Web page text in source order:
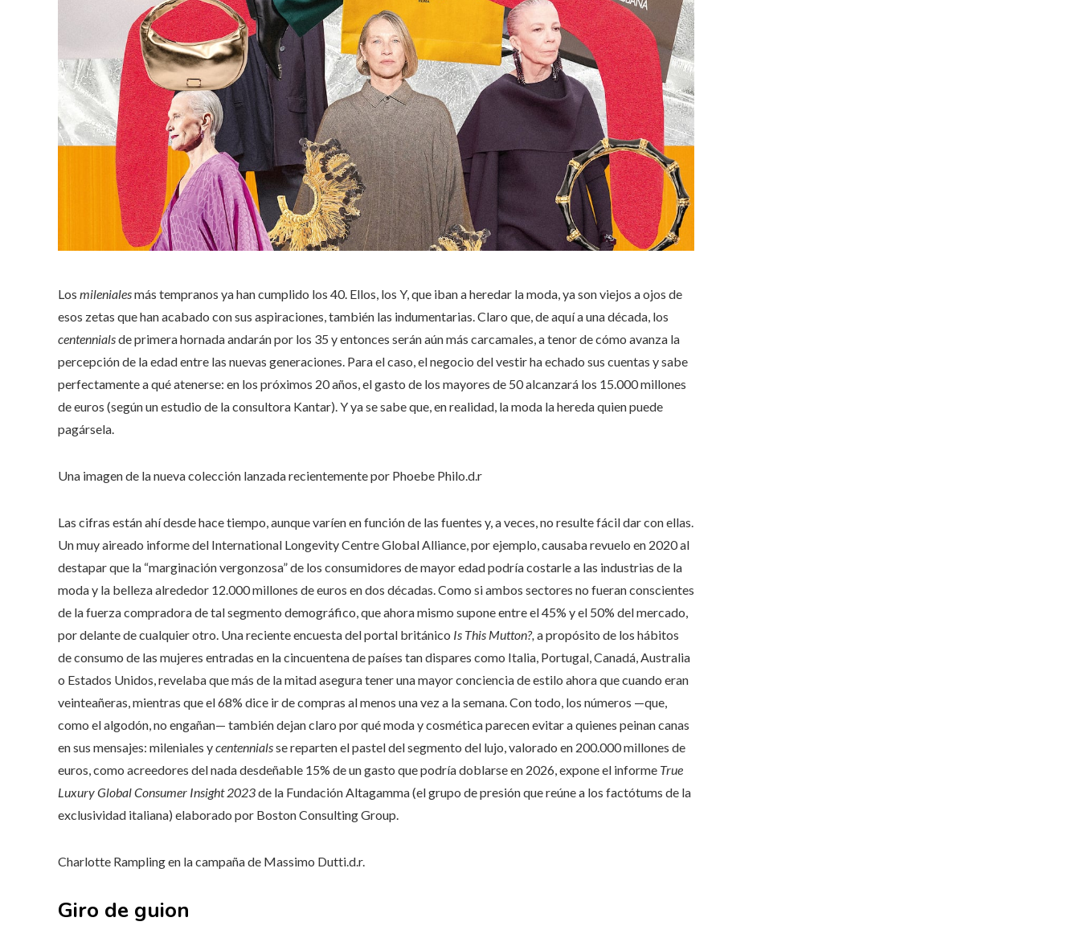
Los milenialesmás tempranos ya han cumplido los 40. Ellos, los Y, que iban a heredar la moda, ya son viejos a ojos de
esos zetas que han acabado con sus aspiraciones, también las indumentarias. Claro que, de aquí a una década, los
centennialsde primera hornada andarán por los 35 y entonces serán aún más carcamales, a tenor de cómo avanza la
percepción de la edad entre las nuevas generaciones. Para el caso, el negocio del vestir ha echado sus cuentas y sabe
perfectamente a qué atenerse: en los próximos 20 años, el gasto de los mayores de 50 alcanzará los 15.000 millones
de euros (según un estudio de la consultora Kantar). Y ya se sabe que, en realidad, la moda la hereda quien puede
pagársela.
Una imagen de la nueva colección lanzada recientemente por Phoebe Philo.d.r
Las cifras están ahí desde hace tiempo, aunque varíen en función de las fuentes y, a veces, no resulte fácil dar con ellas.
Un muy aireado informe del International Longevity Centre Global Alliance, por ejemplo, causaba revuelo en 2020 al
destapar que la “marginación vergonzosa” de los consumidores de mayor edad podría costarle a las industrias de la
moda y la belleza alrededor 12.000 millones de euros en dos décadas. Como si ambos sectores no fueran conscientes
de la fuerza compradora de tal segmento demográfico, que ahora mismo supone entre el 45% y el 50% del mercado,
por delante de cualquier otro. Una reciente encuesta del portal británico Is This Mutton?, a propósito de los hábitos
de consumo de las mujeres entradas en la cincuentena de países tan dispares como Italia, Portugal, Canadá, Australia
o Estados Unidos, revelaba que más de la mitad asegura tener una mayor conciencia de estilo ahora que cuando eran
veinteañeras, mientras que el 68% dice ir de compras al menos una vez a la semana. Con todo, los números —que,
como el algodón, no engañan— también dejan claro por qué moda y cosmética parecen evitar a quienes peinan canas
en sus mensajes: mileniales ycentennialsse reparten el pastel del segmento del lujo, valorado en 200.000 millones de
euros, como acreedores del nada desdeñable 15% de un gasto que podría doblarse en 2026, expone el informe True
Luxury Global Consumer Insight 2023de la Fundación Altagamma (el grupo de presión que reúne a los factótums de la
exclusividad italiana) elaborado por Boston Consulting Group.
Charlotte Rampling en la campaña de Massimo Dutti.d.r.
Giro de guion